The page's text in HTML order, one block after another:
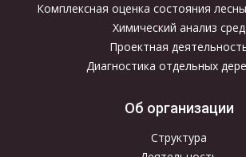
Комплексная оценка состояния
Химический анализ сред
Проектная
Диагностика отдельных
Об организации
Структура